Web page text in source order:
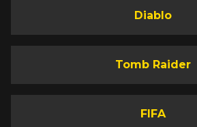
Diablo
Tomb Raider
FIFA